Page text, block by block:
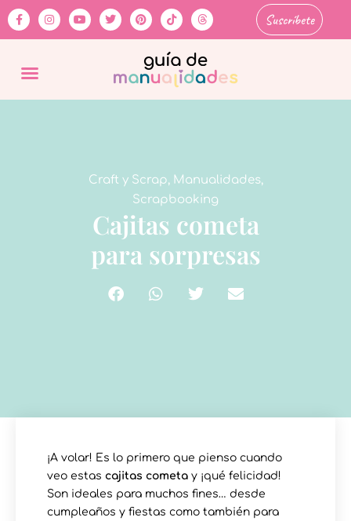
Suscríbete
Craft y Scrap, Manualidades,
Scrapbooking
Cajitas cometa
para sorpresas
¡A volar! Es lo primero que pienso cuando
veo estas cajitas cometa y ¡qué felicidad!
Son ideales para muchos fines… desde
cumpleaños y fiestas como también para